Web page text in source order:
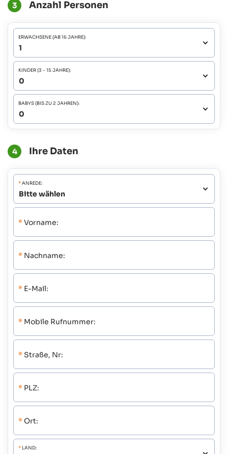
3 Anzahl Personen
ERWACHSENE (AB 16 JAHRE):
KINDER (3 - 15 JAHRE):
BABYS (BIS ZU 2 JAHREN):
4 Ihre Daten
*ANREDE:
* Vorname:
* Nachname:
* E-Mail:
* Mobile Rufnummer:
* Straße, Nr:
* PLZ:
* Ort:
* LAND: